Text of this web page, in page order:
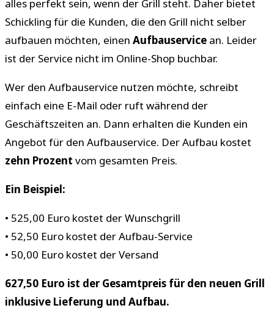
alles perfekt sein, wenn der Grill steht. Daher bietet
Schickling für die Kunden, die den Grill nicht selber
aufbauen möchten, einen Aufbauservice an. Leider
ist der Service nicht im Online-Shop buchbar.
Wer den Aufbauservice nutzen möchte, schreibt
einfach eine E-Mail oder ruft während der
Geschäftszeiten an. Dann erhalten die Kunden ein
Angebot für den Aufbauservice. Der Aufbau kostet
zehn Prozent vom gesamten Preis.
Ein Beispiel:
• 525,00 Euro kostet der Wunschgrill
• 52,50 Euro kostet der Aufbau-Service
• 50,00 Euro kostet der Versand
627,50 Euro ist der Gesamtpreis für den neuen Grill
inklusive Lieferung und Aufbau.